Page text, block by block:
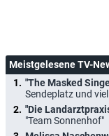
Meistgelesene TV-
"The Masked
Sendeplatz und
"Die
"Team Sonnenhof"